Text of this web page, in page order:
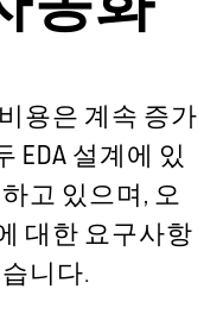
용은 계속 증가
EDA 설계에 있
고 있으며, 오
대한 요구사항
니다.